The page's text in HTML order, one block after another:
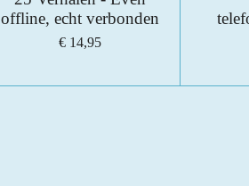
offline, echt verbonden
€ 14,95